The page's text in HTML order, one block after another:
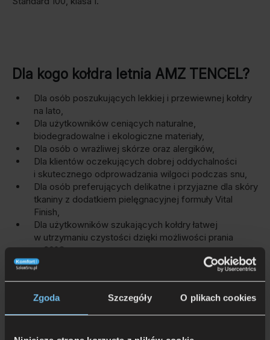
Zgoda Szczegóły O plikach cookies
Dla kogo kołdra letnia AMZ TENCEL?
Dla osób poszukujących lekkiej i przewiewnej kołdry
na lato,
Dla użytkowników ceniących naturalne,
biodegradowalne i ekologiczne materiały,
Dla osób o wrażliwej skórze oraz alergików,
Dla klientów oczekujących dobrej oddychalności
i skutecznego odprowadzania wilgoci podczas snu,
Dla osób preferujących delikatne i przyjazne dla skóry
tkaniny z dodatkiem pielęgnacyjnej formuły Vital
Finish,
Dla użytkowników szukających kołdry łatwej
w utrzymaniu czystości dzięki możliwości prania
w 60°C.